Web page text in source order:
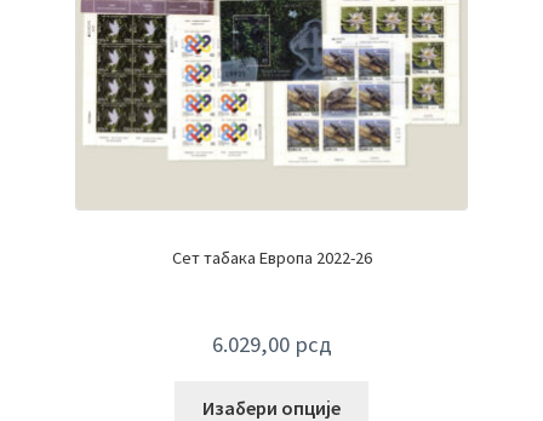
Сет табака Европа 2022-26
6.029,00 рсд
Изабери опције